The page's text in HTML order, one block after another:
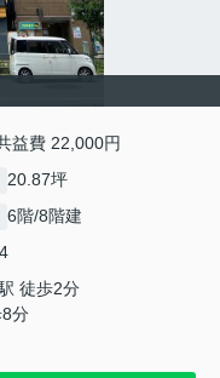
費 22,000円
20.87坪
6階/8階建
徒歩2分
8分